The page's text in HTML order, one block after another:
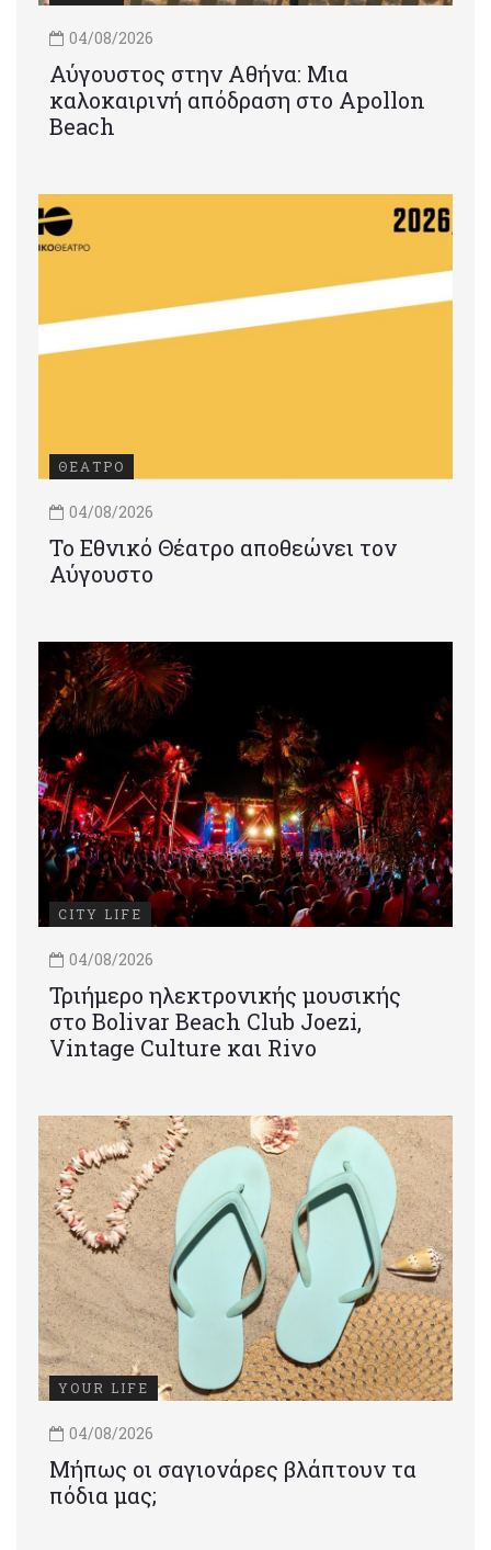
04/08/2026
Αύγουστος στην Αθήνα: Μια
καλοκαιρινή απόδραση στο Apollon
Beach
ΘΕΑΤΡΟ
04/08/2026
Το Εθνικό Θέατρο αποθεώνει τον
Αύγουστο
CITY LIFE
04/08/2026
Τριήμερο ηλεκτρονικής μουσικής
στο Bolivar Beach Club Joezi,
Vintage Culture και Rivo
YOUR LIFE
04/08/2026
Μήπως οι σαγιονάρες βλάπτουν τα
πόδια μας;